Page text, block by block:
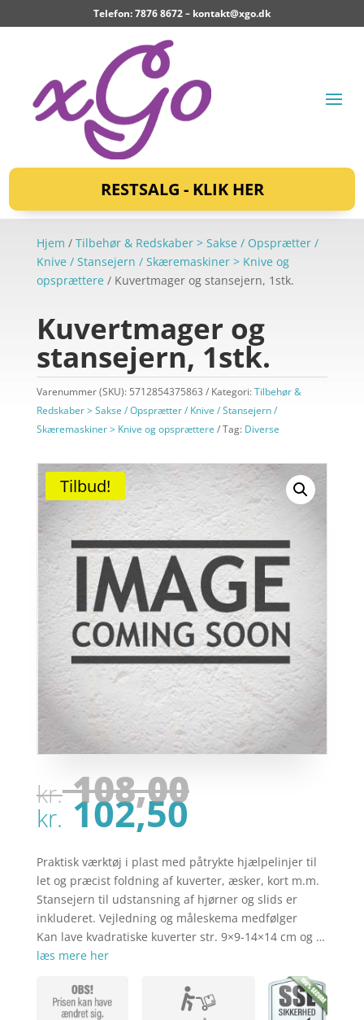
Telefon: 7876 8672 – kontakt@xgo.dk
RESTSALG - KLIK HER
Hjem / Tilbehør & Redskaber > Sakse / Opsprætter /
Knive / Stansejern / Skæremaskiner > Knive og
opsprættere / Kuvertmager og stansejern, 1stk.
Kuvertmager og
stansejern, 1stk.
Varenummer (SKU): 5712854375863 Kategori:Tilbehør &
Redskaber > Sakse / Opsprætter / Knive / Stansejern /
Skæremaskiner > Knive og opsprættere
Tag: Diverse
Tilbud!
kr.108,00Den
var:
kr.
kr.102,50Den
pris
er:
kr.
Praktisk værktøj i plast med påtrykte hjælpelinjer til
let og præcist foldning af kuverter, æsker, kort m.m.
Stansejern til udstansning af hjørner og slids er
inkluderet. Vejledning og måleskema medfølger
Kan lave kvadratiske kuverter str. 9×9-14×14 cm og …
læs mere her